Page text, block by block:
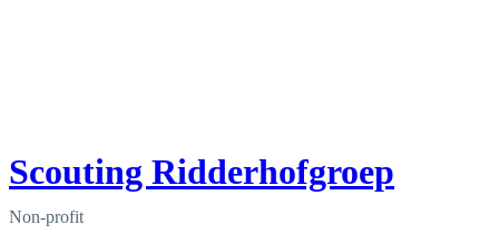
Scouting Ridderhofgroep
Non-profit